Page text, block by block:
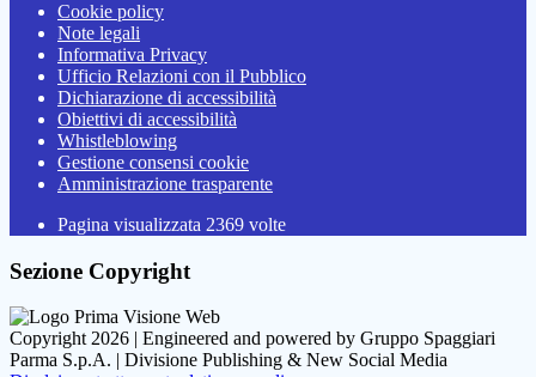
Cookie policy
Note legali
Informativa Privacy
Ufficio Relazioni con il Pubblico
Dichiarazione di accessibilità
Obiettivi di accessibilità
Whistleblowing
Gestione consensi cookie
Amministrazione trasparente
Pagina visualizzata 2369 volte
Sezione Copyright
Copyright 2026 | Engineered and powered by Gruppo Spaggiari
Parma S.p.A. | Divisione Publishing & New Social Media